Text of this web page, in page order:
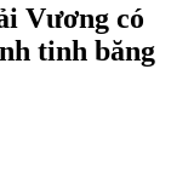
Vương có
tinh băng